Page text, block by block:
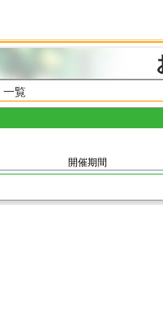
覧
開催期間